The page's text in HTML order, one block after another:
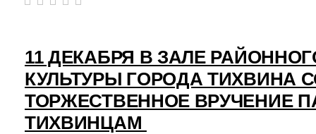
11 ДЕКАБРЯ В ЗАЛЕ
КУЛЬТУРЫ ГОРОДА ТИХВИНА
ТОРЖЕСТВЕННОЕ ВРУЧЕНИЕ
ТИХВИНЦАМ